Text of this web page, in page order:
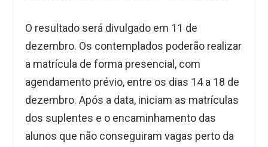
O resultado será divulgado em 11 de
dezembro. Os contemplados poderão realizar
a matrícula de forma presencial, com
agendamento prévio, entre os dias 14 a 18 de
dezembro. Após a data, iniciam as matrículas
dos suplentes e o encaminhamento das
alunos que não conseguiram vagas perto da